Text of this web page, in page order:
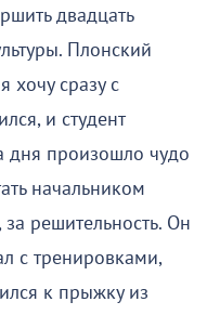
двадцать
Плонский
хочу сразу с
и студент
дня произошло чудо
начальником
решительность. Он
с тренировками,
к прыжку из